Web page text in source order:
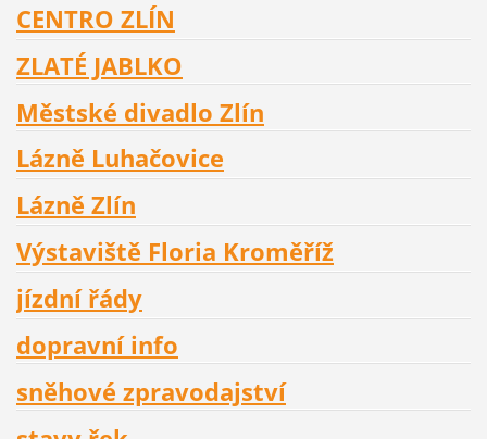
CENTRO ZLÍN
ZLATÉ JABLKO
Městské divadlo Zlín
Lázně Luhačovice
Lázně Zlín
Výstaviště Floria Kroměříž
jízdní řády
dopravní info
sněhové zpravodajství